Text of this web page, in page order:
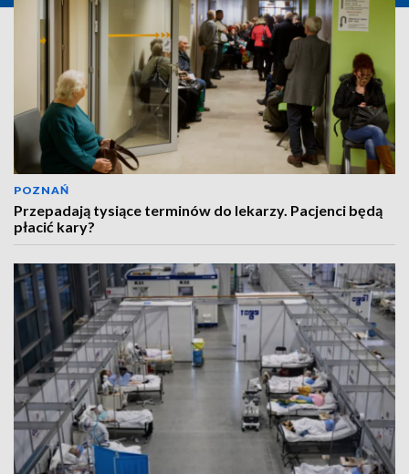
POZNAŃ
Przepadają tysiące terminów do lekarzy. Pacjenci będą
płacić kary?